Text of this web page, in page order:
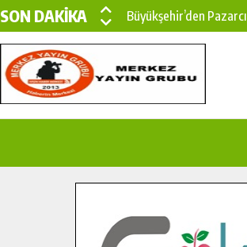
SON DAKİKA
Büyükşehir’den
Büyükşehir’den
Çin’den KSÜ’ye
İlçe Jandarma